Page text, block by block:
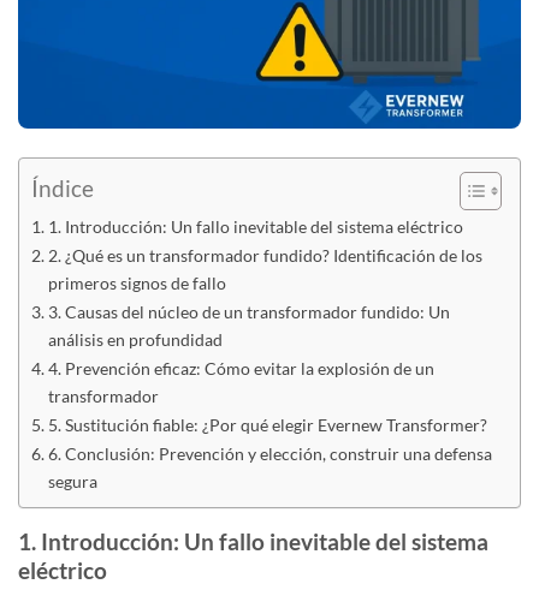
Índice
1. Introducción: Un fallo inevitable del sistema eléctrico
2. ¿Qué es un transformador fundido? Identificación de los
primeros signos de fallo
3. Causas del núcleo de un transformador fundido: Un
análisis en profundidad
4. Prevención eficaz: Cómo evitar la explosión de un
transformador
5. Sustitución fiable: ¿Por qué elegir Evernew Transformer?
6. Conclusión: Prevención y elección, construir una defensa
segura
1. Introducción: Un fallo inevitable del sistema
eléctrico